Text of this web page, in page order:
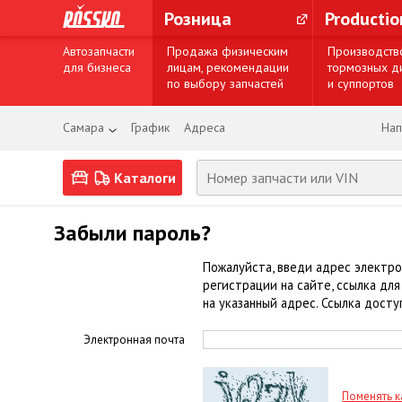
Розница
Автозапчасти
для бизнеса
Продажа физическим
лицам, рекомендации
по выбору запчастей
тормозных
и суппортов
Самара График Адреса
Каталоги
Забыли пароль?
Пожалуйста, введи адрес
регистрации на сайте, ссылка
на указанный адрес. Ссылка
Электронная почта
Поменять